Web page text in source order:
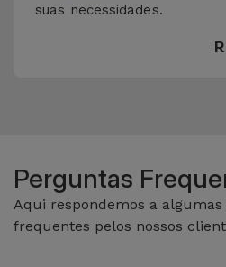
suas necessidades.
Perguntas
Aqui respondemos a
frequentes pelos nossos